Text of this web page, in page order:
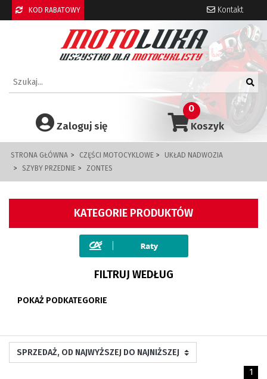
KOD RABATOWY Kontakt
Koszyk
0
Zaloguj się
STRONA GŁÓWNA CZĘŚCI MOTOCYKLOWE
UKŁAD NADWOZIA
SZYBY PRZEDNIE
ZONTES
KATEGORIE PRODUKTÓW
FILTRUJ WEDŁUG
POKAŻ PODKATEGORIE
1